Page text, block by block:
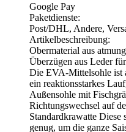
Google Pay
Paketdienste:
Post/DHL, Andere,
Artikelbeschreibung:
Obermaterial aus
Überzügen aus Leder
Die EVA-Mittelsohle ist
ein reaktionsstarkes
Außensohle mit
Richtungswechsel auf
Standardkrawatte Diese
genug, um die ganze